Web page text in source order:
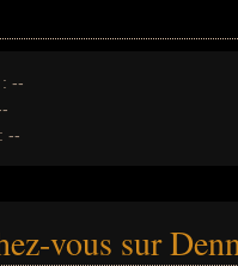
--
--
vous sur